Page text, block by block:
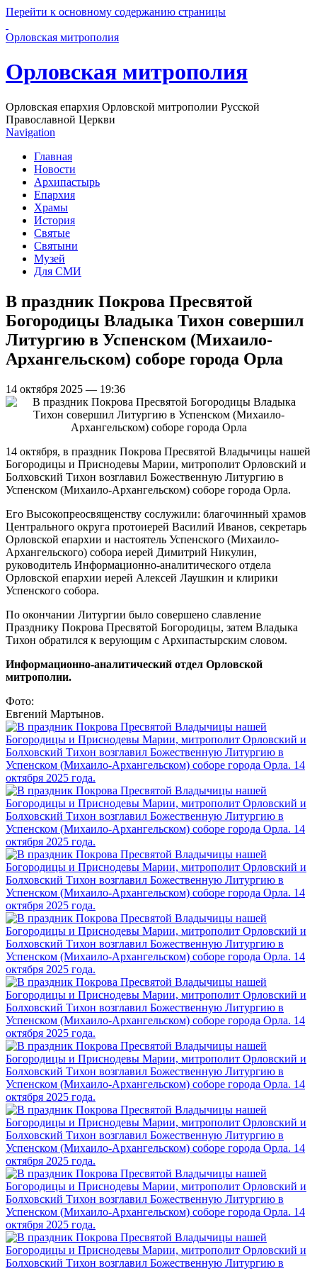
Перейти к основному содержанию страницы
Орловская митрополия
Орловская митрополия
Орловская епархия Орловской митрополии Русской
Православной Церкви
Navigation
Главная
Новости
Архипастырь
Епархия
Храмы
История
Святые
Святыни
Музей
Для СМИ
В праздник Покрова Пресвятой
Богородицы Владыка Тихон совершил
Литургию в Успенском (Михаило-
Архангельском) соборе города Орла
14 октября 2025 — 19:36
14 октября, в праздник Покрова Пресвятой Владычицы нашей
Богородицы и Приснодевы Марии, митрополит Орловский и
Болховский Тихон возглавил Божественную Литургию в
Успенском (Михаило-Архангельском) соборе города Орла.
Его Высокопреосвященству сослужили: благочинный храмов
Центрального округа протоиерей Василий Иванов, секретарь
Орловской епархии и настоятель Успенского (Михаило-
Архангельского) собора иерей Димитрий Никулин,
руководитель Информационно-аналитического отдела
Орловской епархии иерей Алексей Лаушкин и клирики
Успенского собора.
По окончании Литургии было совершено славление
Празднику Покрова Пресвятой Богородицы, затем Владыка
Тихон обратился к верующим с Архипастырским словом.
Информационно-аналитический отдел Орловской
митрополии.
Фото:
Евгений Мартынов.